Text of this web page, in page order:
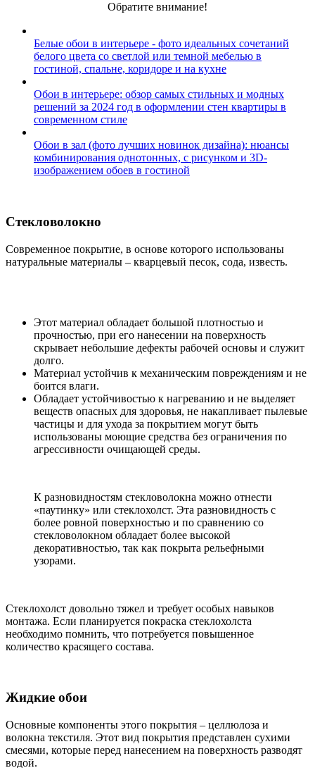
Обратите внимание!
Белые обои в интерьере - фото идеальных сочетаний
белого цвета со светлой или темной мебелью в
гостиной, спальне, коридоре и на кухне
Обои в интерьере: обзор самых стильных и модных
решений за 2024 год в оформлении стен квартиры в
современном стиле
Обои в зал (фото лучших новинок дизайна): нюансы
комбинирования однотонных, с рисунком и 3D-
изображением обоев в гостиной
Стекловолокно
Современное покрытие, в основе которого использованы
натуральные материалы – кварцевый песок, сода, известь.
Этот материал обладает большой плотностью и
прочностью, при его нанесении на поверхность
скрывает небольшие дефекты рабочей основы и служит
долго.
Материал устойчив к механическим повреждениям и не
боится влаги.
Обладает устойчивостью к нагреванию и не выделяет
веществ опасных для здоровья, не накапливает пылевые
частицы и для ухода за покрытием могут быть
использованы моющие средства без ограничения по
агрессивности очищающей среды.
К разновидностям стекловолокна можно отнести
«паутинку» или стеклохолст. Эта разновидность с
более ровной поверхностью и по сравнению со
стекловолокном обладает более высокой
декоративностью, так как покрыта рельефными
узорами.
Стеклохолст довольно тяжел и требует особых навыков
монтажа. Если планируется покраска стеклохолста
необходимо помнить, что потребуется повышенное
количество красящего состава.
Жидкие обои
Основные компоненты этого покрытия – целлюлоза и
волокна текстиля. Этот вид покрытия представлен сухими
смесями, которые перед нанесением на поверхность разводят
водой.